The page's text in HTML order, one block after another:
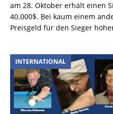
am 28. Oktober erhält einen
40.000$. Bei kaum einem
Preisgeld für den Sieger
INTERNATIONAL